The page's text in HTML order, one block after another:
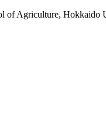
of Agriculture, Hokkaido